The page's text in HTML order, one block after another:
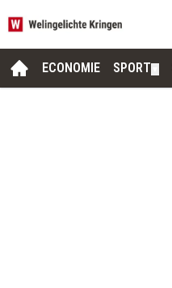
ECONOMIE SPORT